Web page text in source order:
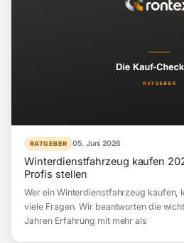
RATGEBER 05. Juni 2026
Winterdienstfahrzeug kaufen
Profis stellen
Wer ein Winterdienstfahrzeug kaufen,
viele Fragen. Wir beantworten die
Jahren Erfahrung mit mehr als